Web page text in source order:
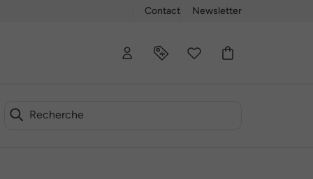
Contact Newsletter